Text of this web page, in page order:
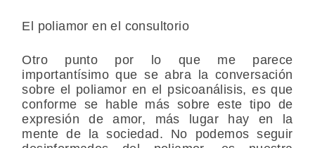
El poliamor en el consultorio
Otro punto por lo que me parece
importantísimo que se abra la conversación
sobre el poliamor en el psicoanálisis, es que
conforme se hable más sobre este tipo de
expresión de amor, más lugar hay en la
mente de la sociedad. No podemos seguir